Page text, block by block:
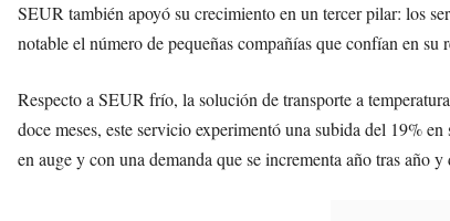
SEUR también apoyó su crecimiento en un tercer pilar: los
notable el número de pequeñas compañías que confían en su
Respecto a SEUR frío, la solución de transporte a
doce meses, este servicio experimentó una subida del 19%
en auge y con una demanda que se incrementa año tras año